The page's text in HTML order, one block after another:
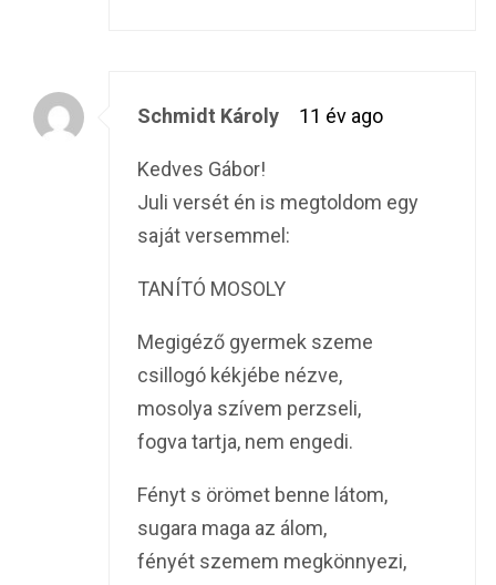
Schmidt Károly 11 év ago
Kedves Gábor!
Juli versét én is megtoldom egy
saját versemmel:
TANÍTÓ MOSOLY
Megigéző gyermek szeme
csillogó kékjébe nézve,
mosolya szívem perzseli,
fogva tartja, nem engedi.
Fényt s örömet benne látom,
sugara maga az álom,
fényét szemem megkönnyezi,